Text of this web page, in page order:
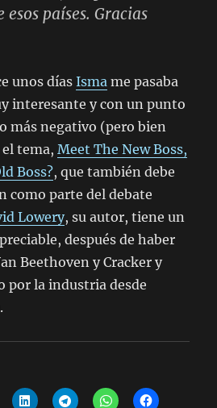
países. Gracias
unos díasIsma me pasaba
interesante y con un punto
más negativo (pero bien
el tema,Meet The New Boss,
Boss?, que también debe
como parte del debate
Lowery, su autor, tiene un
después de haber
Beethoven y Cracker y
por la industria desde